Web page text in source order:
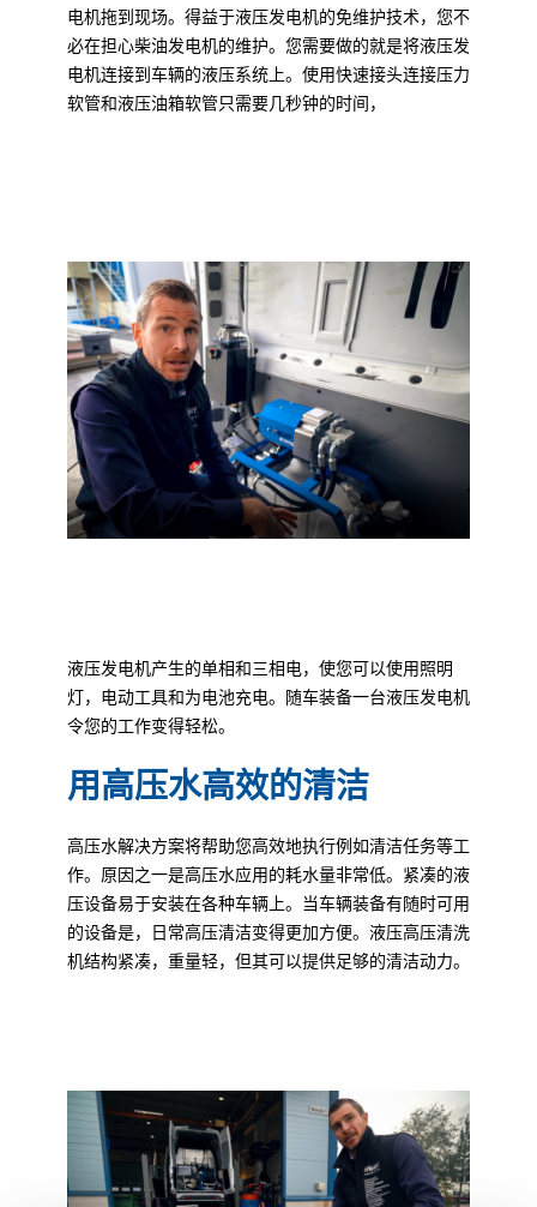
电机拖到现场。得益于液压发电机的免维护技术，您不
必在担心柴油发电机的维护。您需要做的就是将液压发
电机连接到车辆的液压系统上。使用快速接头连接压力
软管和液压油箱软管只需要几秒钟的时间，
液压发电机产生的单相和三相电，使您可以使用照明
灯，电动工具和为电池充电。随车装备一台液压发电机
令您的工作变得轻松。
用高压水高效的清洁
高压水解决方案将帮助您高效地执行例如清洁任务等工
作。原因之一是高压水应用的耗水量非常低。紧凑的液
压设备易于安装在各种车辆上。当车辆装备有随时可用
的设备是，日常高压清洁变得更加方便。液压高压清洗
机结构紧凑，重量轻，但其可以提供足够的清洁动力。